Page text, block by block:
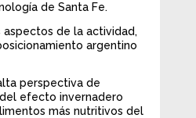
de Santa Fe.
de la actividad,
argentino
perspectiva de
efecto invernadero
más nutritivos del